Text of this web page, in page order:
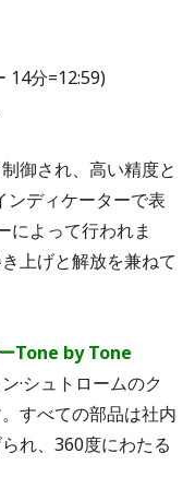
14分=12:59)
御され、高い精度と
ディケーターで表
によって行われま
上げと解放を兼ねて
Tone by Tone
·シュトロームのク
すべての部品は社内
れ、360度にわたる